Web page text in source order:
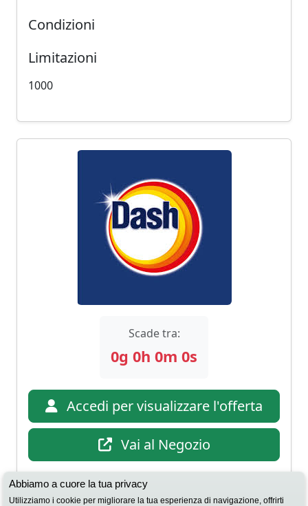
Condizioni
Limitazioni
1000
Scade tra:
0g 0h 0m 0s
Accedi per visualizzare l'offerta
Vai al Negozio
Località
Abbiamo a cuore la tua privacy
Utilizziamo i cookie per migliorare la tua esperienza di navigazione, offrirti